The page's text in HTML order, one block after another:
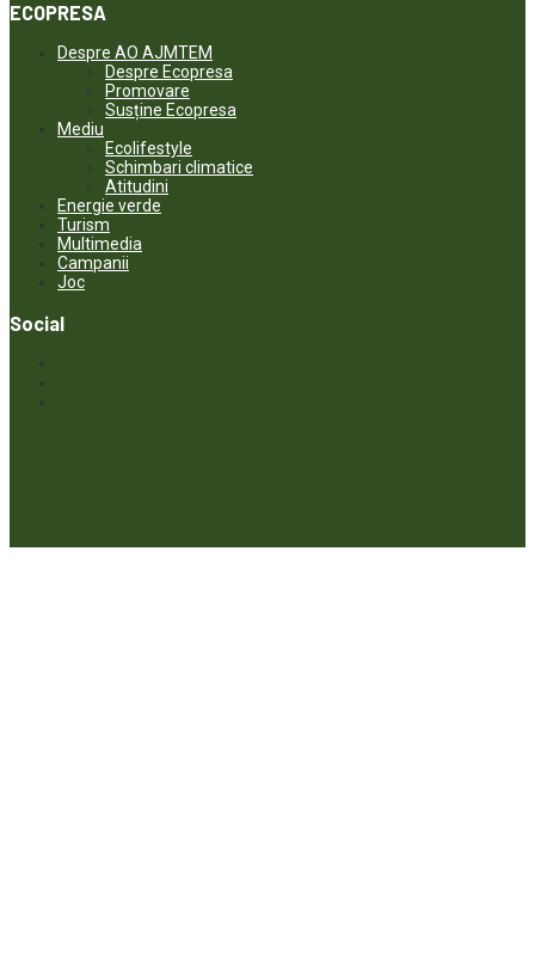
ECOPRESA
Despre AO AJMTEM
Despre Ecopresa
Promovare
Susține Ecopresa
Mediu
Ecolifestyle
Schimbari climatice
Atitudini
Energie verde
Turism
Multimedia
Campanii
Joc
Social